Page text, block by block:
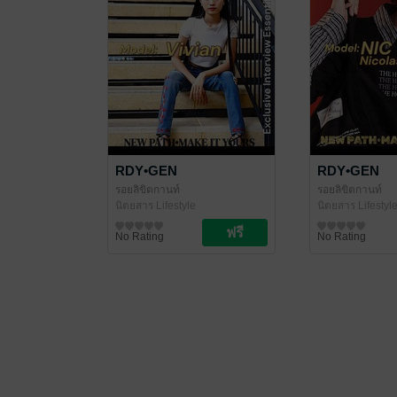
RDY•GEN
รอยลิขิตกานท์
นิตยสาร Lifestyle
No Rating
RDY•GEN
รอยลิขิตกานท์
นิตยสาร Lifestyle
No Rating